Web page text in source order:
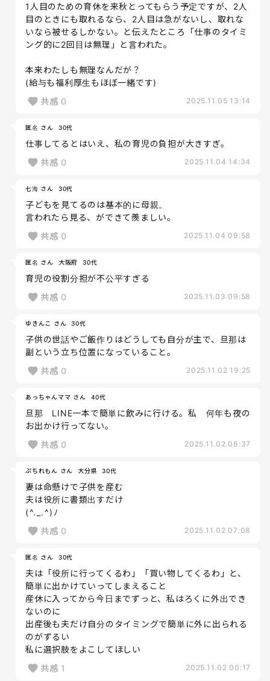
1人目のための育休を来秋とってもらう予定ですが、2人
目のときにも取れるなら、2人目は急がないし、取れな
いなら被せるしかない。と伝えたところ「仕事のタイミ
ング的に2回目は無理」と言われた。
本来わたしも無理なんだが？
(給与も福利厚生もほぼ一緒です)
共感 0 2025.11.05 13:14
匿名 さん 30代
仕事してるとはいえ、私の育児の負担が大きすぎ。
共感 0 2025.11.04 14:34
七海 さん 30代
子どもを見てるのは基本的に母親。
言われたら見る、ができて羨ましい。
共感 0 2025.11.04 09:58
匿名 さん 大阪府 30代
育児の役割分担が不公平すぎる
共感 0 2025.11.03 09:58
ゆきんこ さん 30代
子供の世話やご飯作りはどうしても自分が主で、旦那は
副という立ち位置になっていること。
共感 0 2025.11.02 19:25
あっちゃんママ さん 40代
旦那 LINE一本で簡単に飲みに行ける。私 何年も夜の
お出かけ行ってない。
共感 0 2025.11.02 08:37
ぷちれもん さん 大分県 30代
妻は命懸けで子供を産む
夫は役所に書類出すだけ
(⁠^⁠.⁠_⁠.⁠^⁠)⁠ﾉ
共感 0 2025.11.02 07:08
匿名 さん 30代
夫は「役所に行ってくるわ」「買い物してくるわ」と、
簡単に出かけていってしまえること
産休に入ってから今日までずっと、私はろくに外出でき
ないのに
出産後も夫だけ自分のタイミングで簡単に外に出られる
のがずるい
私に選択肢をよこしてほしい
共感 1 2025.11.02 00:17